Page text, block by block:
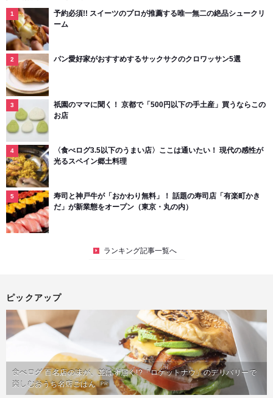
予約必須!! スイーツのプロが推薦する唯一無二の絶品シュークリ
ーム
パン愛好家がおすすめするサックサクのクロワッサン5選
祇園のママに聞く！ 京都で「500円以下の手土産」買うならこの
お店
〈食べログ3.5以下のうまい店〉ここは通いたい！ 現代の感性が
光るスペイン郷土料理
寿司と神戸牛が「おかわり無料」！ 話題の寿司店「有楽町かき
だ」が新業態をオープン（東京・丸の内）
ランキング記事一覧へ
ピックアップ
食べログ 百名店の味が、並ばず届く!?「ロケットナウ」のデリバリーで
楽しむおうち名店ごはん PR